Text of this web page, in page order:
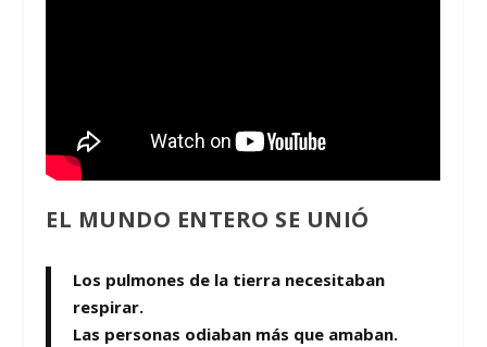
EL MUNDO ENTERO SE UNIÓ
Los pulmones de la tierra necesitaban
respirar.
Las personas odiaban más que amaban.